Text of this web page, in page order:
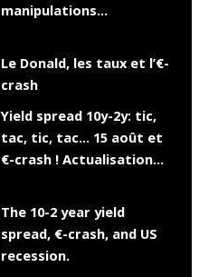
manipulations…
Le Donald, les taux et l’€-
crash
Yield spread 10y-2y: tic,
tac, tic, tac… 15 août et
€-crash ! Actualisation…
The 10-2 year yield
spread, €-crash, and US
recession.